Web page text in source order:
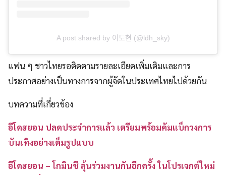
A post shared by 이도현 (@ldh_sky)
แฟน ๆ ชาวไทยรอติดตามรายละเอียดเพิ่มเติมและการ
ประกาศอย่างเป็นทางการจากผู้จัดในประเทศไทยไปด้วยกัน
บทความที่เกี่ยวข้อง
อีโดฮยอน ปลดประจำการแล้ว เตรียมพร้อมคัมแบ็กวงการ
บันเทิงอย่างเต็มรูปแบบ
อีโดฮยอน – โกมินชี ลุ้นร่วมงานกันอีกครั้ง ในโปรเจกต์ใหม่